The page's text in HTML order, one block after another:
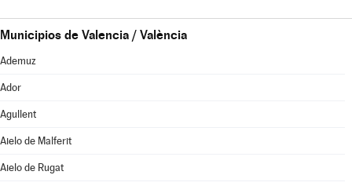
Municipios de Valencia / València
Ademuz
Ador
Agullent
Aielo de Malferit
Aielo de Rugat